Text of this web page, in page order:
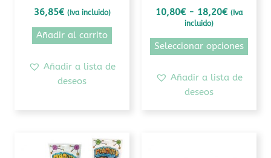
36,85€ (Iva incluido)
Añadir al carrito
Añadir a lista de
deseos
10,80€ - 18,20€ (Iva
incluido)
Seleccionar opciones
Añadir a lista de
deseos
Este